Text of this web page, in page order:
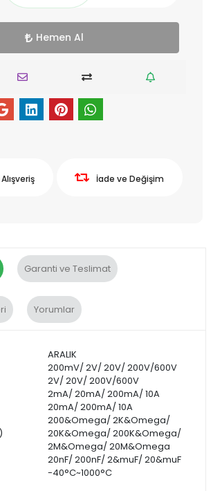
Hemen Al
İade ve Değişim
Garanti ve Teslimat
Yorumlar
ARALIK
200mV/ 2V/ 20V/ 200V/600V
2V/ 20V/ 200V/600V
2mA/ 20mA/ 200mA/ 10A
20mA/ 200mA/ 10A
200&Omega/ 2K&Omega/
20K&Omega/ 200K&Omega/
2M&Omega/ 20M&Omega
20nF/ 200nF/ 2&muF/ 20&muF
-40°C~1000°C